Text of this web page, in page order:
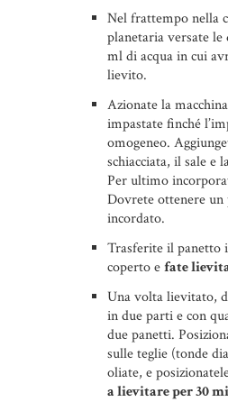
Nel frattempo nella
planetaria versate le
ml di acqua in cui
lievito.
Azionate la
impastate finché
omogeneo.
schiacciata, il sale e
Per ultimo
Dovrete ottenere un
incordato.
Trasferite il panetto
coperto efate
Una volta lievitato,
in due parti e con
due panetti.
sulle teglie (tonde
oliate, e
a lievitare per 30